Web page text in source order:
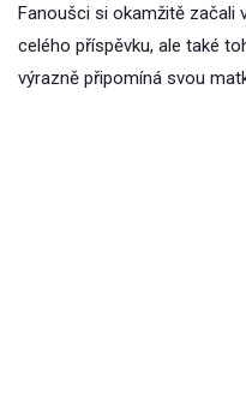
Fanoušci si okamžitě začali
celého příspěvku, ale také
výrazně připomíná svou